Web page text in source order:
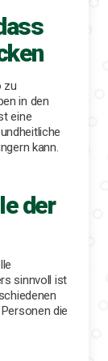
zu
in den
eine
kann.
der
sinnvoll ist
die